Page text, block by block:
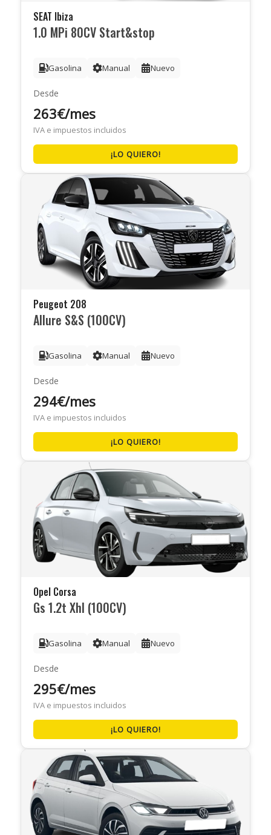
SEAT Ibiza
1.0 MPi 80CV Start&stop
Gasolina Manual Nuevo
Desde
263€/mes
IVA e impuestos incluidos
¡LO QUIERO!
Peugeot 208
Allure S&S (100CV)
Gasolina Manual Nuevo
Desde
294€/mes
IVA e impuestos incluidos
¡LO QUIERO!
Opel Corsa
Gs 1.2t Xhl (100CV)
Gasolina Manual Nuevo
Desde
295€/mes
IVA e impuestos incluidos
¡LO QUIERO!